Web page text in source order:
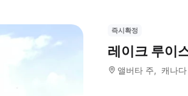
즉시확정
레이크 루이
앨버타 주 캐나다